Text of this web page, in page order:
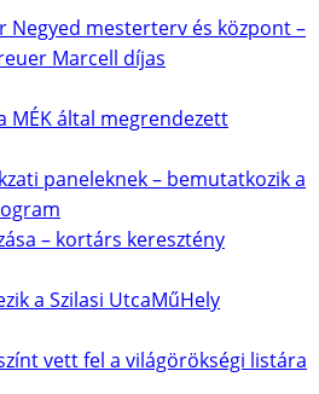
Negyed mesterterv és központ –
Marcell díjas
MÉK által megrendezett
paneleknek – bemutatkozik a
– kortárs keresztény
a Szilasi UtcaMűHely
vett fel a világörökségi listára